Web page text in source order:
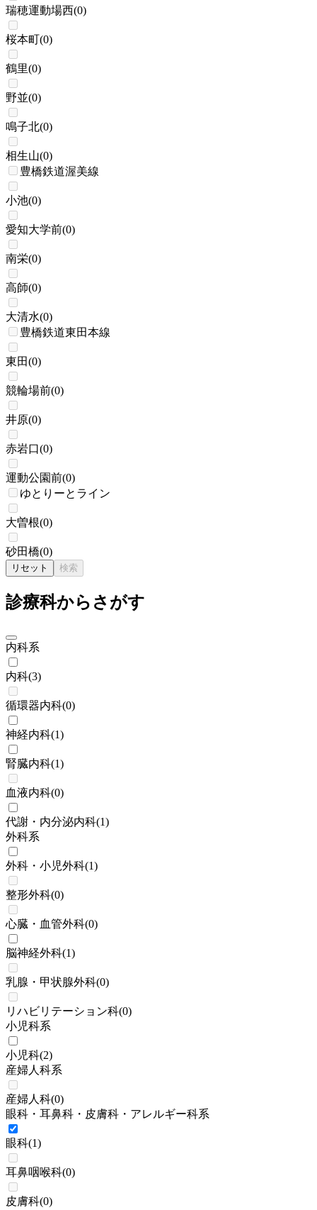
瑞穂運動場西(0)
桜本町(0)
鶴里(0)
野並(0)
鳴子北(0)
相生山(0)
豊橋鉄道渥美線
小池(0)
愛知大学前(0)
南栄(0)
高師(0)
大清水(0)
豊橋鉄道東田本線
東田(0)
競輪場前(0)
井原(0)
赤岩口(0)
運動公園前(0)
ゆとりーとライン
大曽根(0)
砂田橋(0)
リセット 検索
診療科からさがす
内科系
内科(3)
循環器内科(0)
神経内科(1)
腎臓内科(1)
血液内科(0)
代謝・内分泌内科(1)
外科系
外科・小児外科(1)
整形外科(0)
心臓・血管外科(0)
脳神経外科(1)
乳腺・甲状腺外科(0)
リハビリテーション科(0)
小児科系
小児科(2)
産婦人科系
産婦人科(0)
眼科・耳鼻科・皮膚科・アレルギー科系
眼科(1)
耳鼻咽喉科(0)
皮膚科(0)